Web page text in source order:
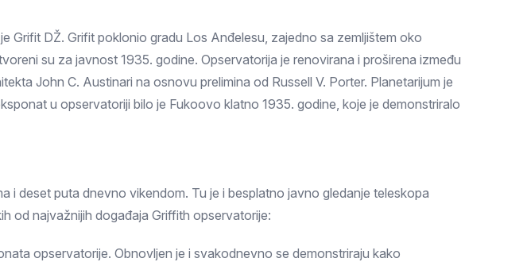
Grifit DŽ. Grifit poklonio gradu Los Anđelesu, zajedno sa zemljištem oko
su za javnost 1935. godine. Opservatorija je renovirana i proširena između
John C. Austinari na osnovu prelimina od Russell V. Porter. Planetarijum je
u opservatoriji bilo je Fukoovo klatno 1935. godine, koje je demonstriralo
i deset puta dnevno vikendom. Tu je i besplatno javno gledanje teleskopa
od najvažnijih događaja Griffith opservatorije:
opservatorije. Obnovljen je i svakodnevno se demonstriraju kako